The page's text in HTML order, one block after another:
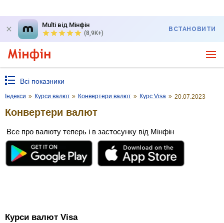
Multi від Мінфін
(8,9K+)
ВСТАНОВИТИ
Всі показники
Індекси » Курси валют » Конвертери валют » Курс Visa » 20.07.2023
Конвертери валют
Все про валюту теперь і в застосунку від Мінфін
Курси валют Visa